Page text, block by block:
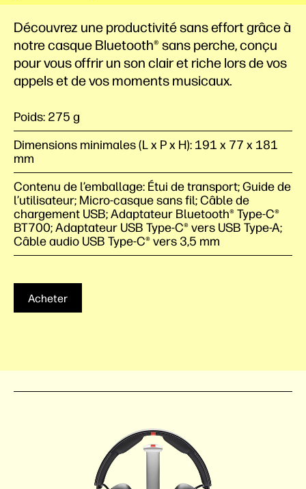
Découvrez une productivité sans effort grâce à
notre casque Bluetooth® sans perche, conçu
pour vous offrir un son clair et riche lors de vos
appels et de vos moments musicaux.
Poids: 275 g
Dimensions minimales (L x P x H): 191 x 77 x 181
mm
Contenu de l’emballage: Étui de transport; Guide de
l’utilisateur; Micro-casque sans fil; Câble de
chargement USB; Adaptateur Bluetooth® Type-C®
BT700; Adaptateur USB Type-C® vers USB Type-A;
Câble audio USB Type-C® vers 3,5 mm
Acheter